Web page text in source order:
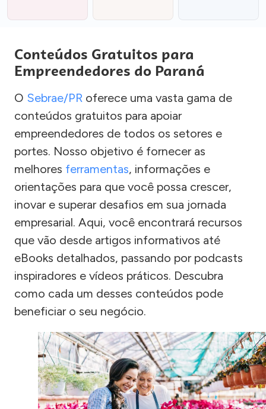
Conteúdos Gratuitos para
Empreendedores do Paraná
O Sebrae/PR oferece uma vasta gama de
conteúdos gratuitos para apoiar
empreendedores de todos os setores e
portes. Nosso objetivo é fornecer as
melhores ferramentas, informações e
orientações para que você possa crescer,
inovar e superar desafios em sua jornada
empresarial. Aqui, você encontrará recursos
que vão desde artigos informativos até
eBooks detalhados, passando por podcasts
inspiradores e vídeos práticos. Descubra
como cada um desses conteúdos pode
beneficiar o seu negócio.